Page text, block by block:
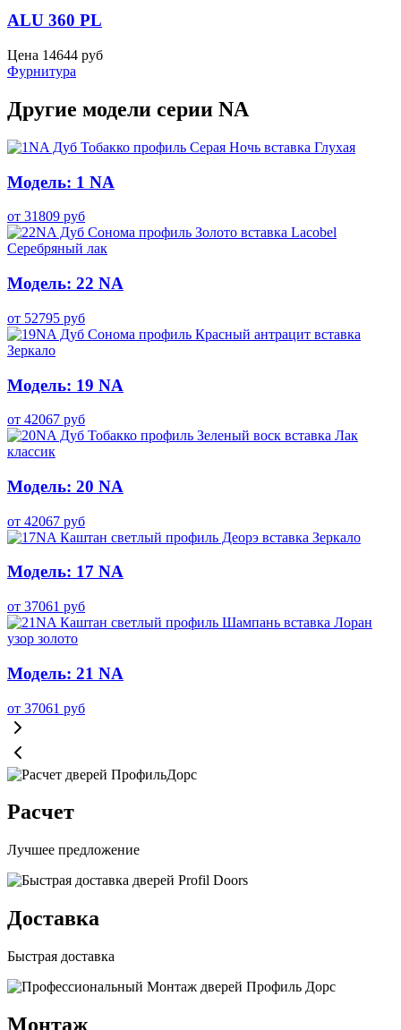
ALU 360 PL
Цена 14644 руб
Фурнитура
Другие модели серии NA
Модель: 1 NA
от 31809 руб
Модель: 22 NA
от 52795 руб
Модель: 19 NA
от 42067 руб
Модель: 20 NA
от 42067 руб
Модель: 17 NA
от 37061 руб
Модель: 21 NA
от 37061 руб
Расчет
Лучшее предложение
Доставка
Быстрая доставка
Монтаж